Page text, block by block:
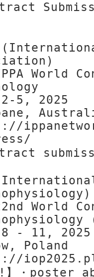
World
2-5, 2025
World
- 11, 2025
Poland
】・